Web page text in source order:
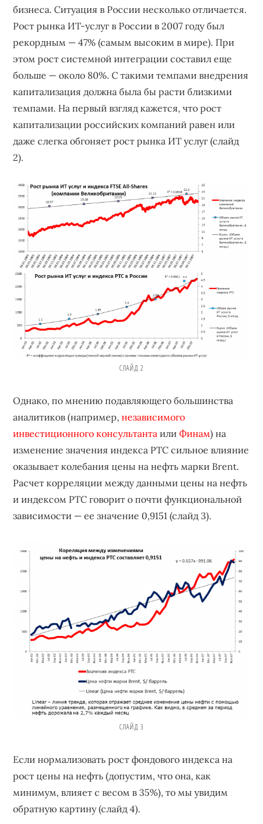
бизнеса. Ситуация в России несколько отличается.
Рост рынка ИТ-услуг в России в 2007 году был
рекордным — 47% (самым высоким в мире). При
этом рост системной интеграции составил еще
больше — около 80%. С такими темпами внедрения
капитализация должна была бы расти близкими
темпами. На первый взгляд кажется, что рост
капитализации российских компаний равен или
даже слегка обгоняет рост рынка ИТ услуг (слайд
2).
СЛАЙД 2
Однако, по мнению подавляющего большинства
аналитиков (например,независимого
инвестиционного консультанта илиФинам) на
изменение значения индекса РТС сильное влияние
оказывает колебания цены на нефть марки Brent.
Расчет корреляции между данными цены на нефть
и индексом РТС говорит о почти функциональной
зависимости — ее значение 0,9151 (слайд 3).
СЛАЙД 3
Если нормализовать рост фондового индекса на
рост цены на нефть (допустим, что она, как
минимум, влияет с весом в 35%), то мы увидим
обратную картину (слайд 4).